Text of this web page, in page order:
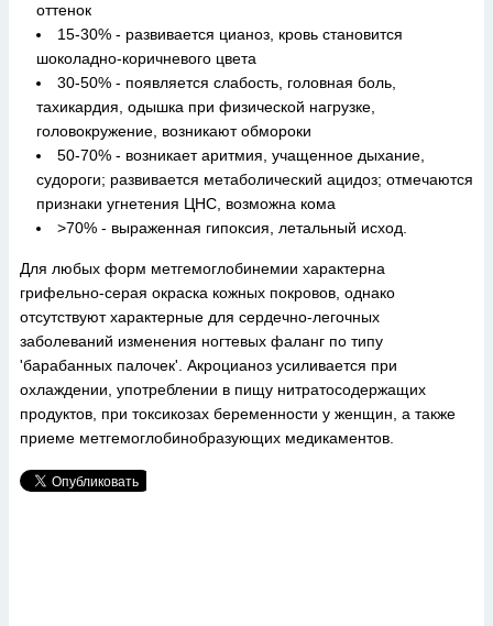
оттенок
15-30% - развивается цианоз, кровь становится
шоколадно-коричневого цвета
30-50% - появляется слабость, головная боль,
тахикардия, одышка при физической нагрузке,
головокружение, возникают обмороки
50-70% - возникает аритмия, учащенное дыхание,
судороги; развивается метаболический ацидоз; отмечаются
признаки угнетения ЦНС, возможна кома
>70% - выраженная гипоксия, летальный исход.
Для любых форм метгемоглобинемии характерна
грифельно-серая окраска кожных покровов, однако
отсутствуют характерные для сердечно-легочных
заболеваний изменения ногтевых фаланг по типу
'барабанных палочек'. Акроцианоз усиливается при
охлаждении, употреблении в пищу нитратосодержащих
продуктов, при токсикозах беременности у женщин, а также
приеме метгемоглобинобразующих медикаментов.